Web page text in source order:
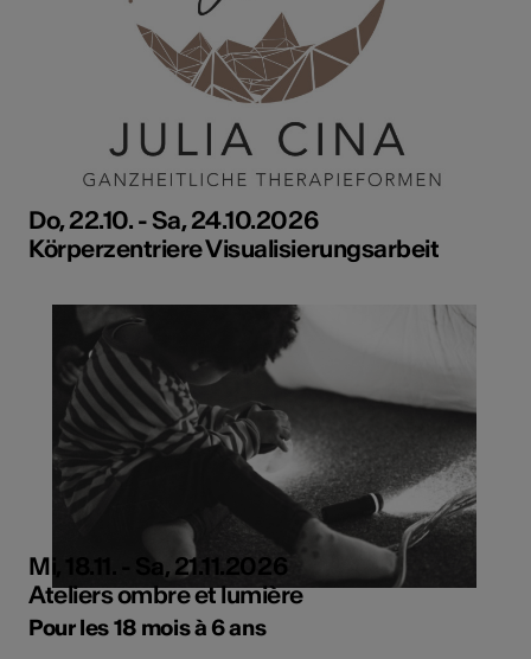
Do, 22.10. - Sa, 24.10.2026
Körperzentriere Visualisierungsarbeit
Mi, 18.11. - Sa, 21.11.2026
Ateliers ombre et lumière
Pour les 18 mois à 6 ans